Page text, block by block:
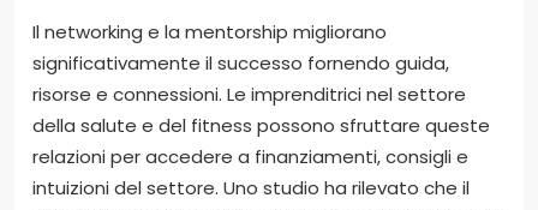
Il networking e la mentorship migliorano
significativamente il successo fornendo guida,
risorse e connessioni. Le imprenditrici nel settore
della salute e del fitness possono sfruttare queste
relazioni per accedere a finanziamenti, consigli e
intuizioni del settore. Uno studio ha rilevato che il